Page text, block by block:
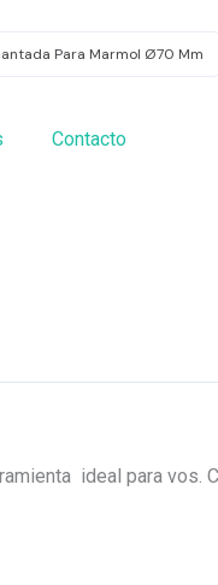
Contacto
Para Marmol Ø70 Mm
ideal para vos.